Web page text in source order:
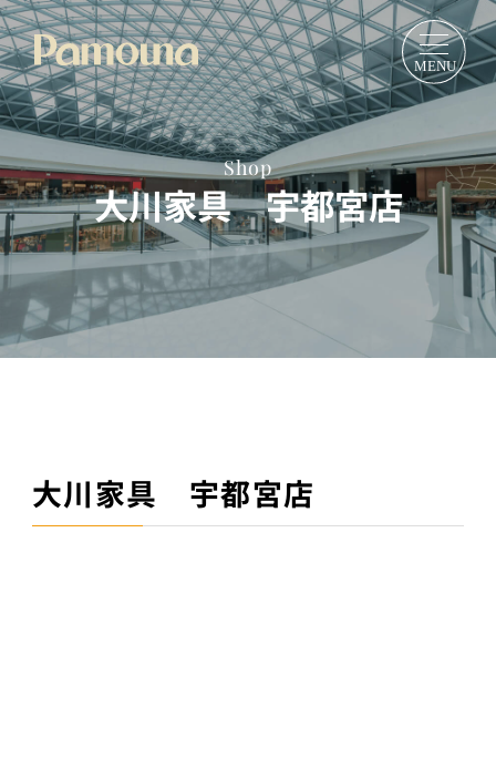
Shop
大川家具 宇都宮店
大川家具 宇都宮店